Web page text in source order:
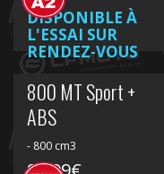
DISPONIBLE À
L'ESSAI SUR
RENDEZ-VOUS
800 MT Sport +
ABS
- 800 cm3